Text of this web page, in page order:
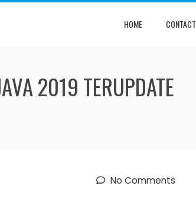
HOME CONTACT
2019 TERUPDATE
No Comments